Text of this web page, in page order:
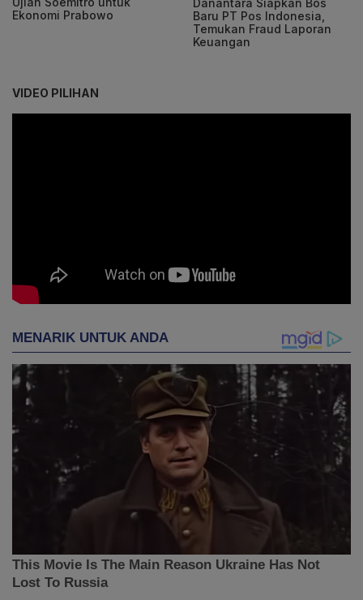
Ekonomi Prabowo
Baru PT Pos Indonesia,
Temukan Fraud Laporan
Keuangan
VIDEO PILIHAN